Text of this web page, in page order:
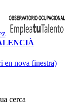
en nova finestra)
cerca